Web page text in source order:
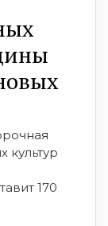
культур
170